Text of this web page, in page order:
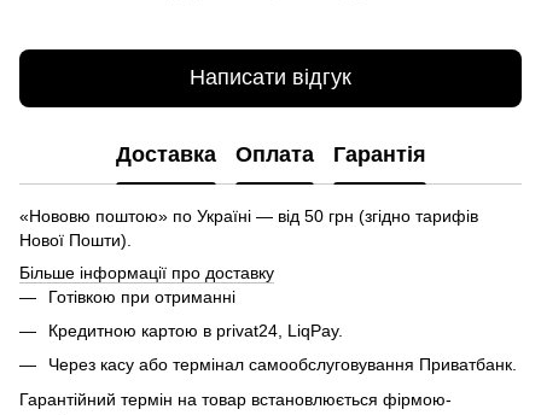
Написати відгук
Доставка Оплата Гарантія
«Нововю поштою» по Україні — від 50 грн (згідно тарифів
Нової Пошти).
Більше інформації про доставку
Готівкою при отриманні
Кредитною картою в privat24, LiqPay.
Через касу або термінал самообслуговування Приватбанк.
Гарантійний термін на товар встановлюється фірмою-